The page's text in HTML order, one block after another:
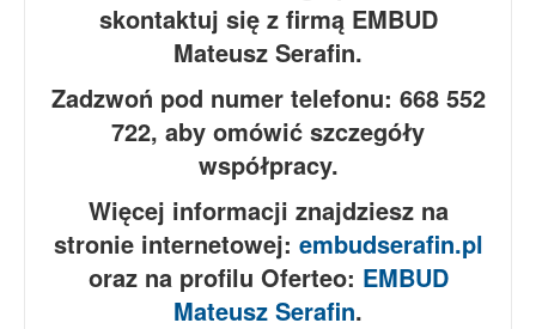
skontaktuj się z firmą EMBUD
Mateusz Serafin.
Zadzwoń pod numer telefonu: 668 552
722, aby omówić szczegóły
współpracy.
Więcej informacji znajdziesz na
stronie internetowej: embudserafin.pl
oraz na profilu Oferteo: EMBUD
Mateusz Serafin.